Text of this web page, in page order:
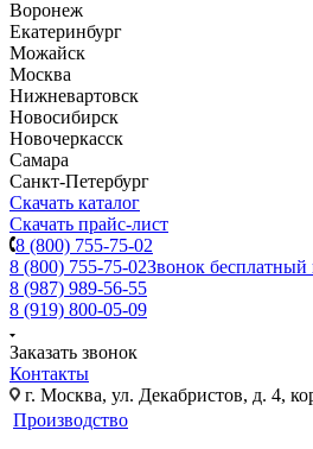
Воронеж
Екатеринбург
Можайск
Москва
Нижневартовск
Новосибирск
Новочеркасск
Самара
Санкт-Петербург
Скачать каталог
Скачать прайс-лист
8 (800) 755-75-02
8 (800) 755-75-02Звонок
8 (987) 989-56-55
8 (919) 800-05-09
Заказать звонок
Контакты
г. Москва, ул. Декабристов, д. 4,
Производство